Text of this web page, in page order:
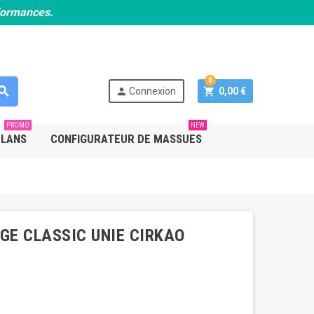
person Connexion shopping_cart 0,00 €
0
PROMO
CONFIGURATEUR DE MASSUES
NEW
CLASSIC UNIE CIRKAO